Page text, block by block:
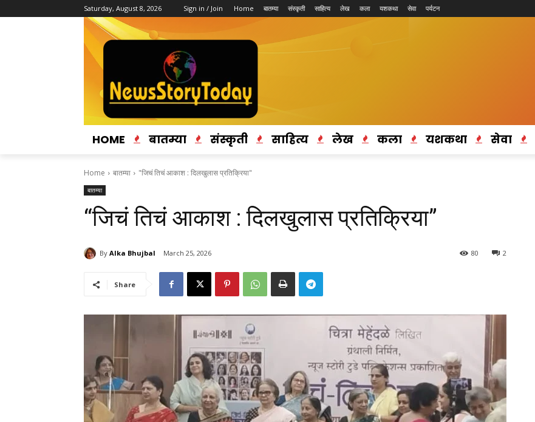
Saturday, August 8, 2026 Sign in / Join Home बातम्या संस्कृती साहित्य लेख कला यशकथा सेवा पर्यटन
HOME बातम्या संस्कृती साहित्य लेख कला यशकथा सेवा
Home बातम्या "जिचं तिचं आकाश : दिलखुलास प्रतिक्रिया"
बातम्या
“जिचं तिचं आकाश : दिलखुलास प्रतिक्रिया”
By Alka Bhujbal March 25, 2026 2
80
Share